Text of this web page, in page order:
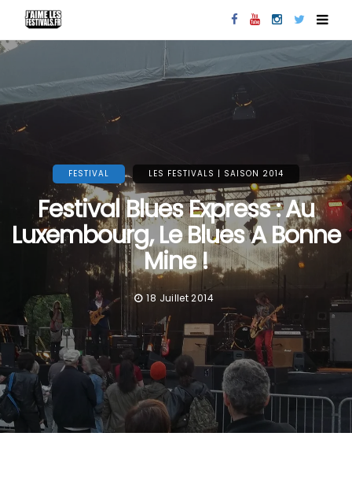
FESTIVAL LES FESTIVALS | SAISON 2014
Festival Blues Express : Au
Luxembourg, Le Blues A Bonne
Mine !
18 Juillet 2014